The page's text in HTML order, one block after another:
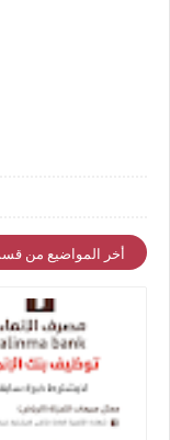
أخر المواضيع من